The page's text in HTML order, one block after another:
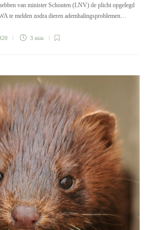
van minister Schouten (LNV) de plicht opgelegd
te melden zodra dieren ademhalingsproblemen…
3 min